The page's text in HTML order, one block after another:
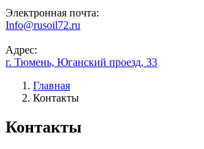
Электронная почта:
Info@rusoil72.ru
Адрес:
г. Тюмень, Юганский проезд, 33
Главная
Контакты
Контакты